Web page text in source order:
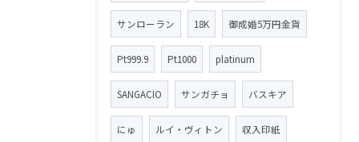
サンローラン 18K 御成婚5万円金貨
Pt999.9 Pt1000 platinum
SANGACIO サンガチョ バスキア
にゅ ルイ・ヴィトン 収入印紙